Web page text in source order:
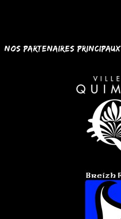
Nos partenaires principaux